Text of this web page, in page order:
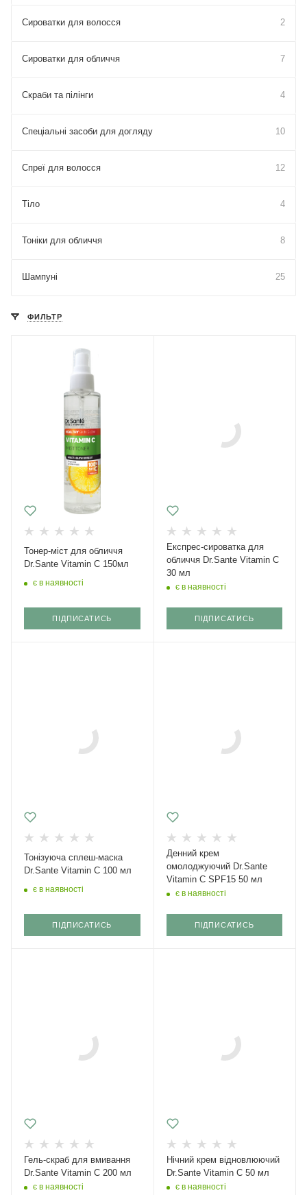
Сироватки для волосся 2
Сироватки для обличчя 7
Скраби та пілінги 4
Спеціальні засоби для догляду 10
Спреї для волосся 12
Тіло 4
Тоніки для обличчя 8
Шампуні 25
ФИЛЬТР
Тонер-міст для обличчя
Dr.Sante Vitamin C 150мл
є в наявності
ПІДПИСАТИСЬ
Експрес-сироватка для
обличчя Dr.Sante Vitamin C
30 мл
є в наявності
ПІДПИСАТИСЬ
Тонізуюча сплеш-маска
Dr.Sante Vitamin C 100 мл
є в наявності
ПІДПИСАТИСЬ
Денний крем
омолоджуючий Dr.Sante
Vitamin C SPF15 50 мл
є в наявності
ПІДПИСАТИСЬ
Гель-скраб для вмивання
Dr.Sante Vitamin C 200 мл
є в наявності
Нічний крем відновлюючий
Dr.Sante Vitamin C 50 мл
є в наявності